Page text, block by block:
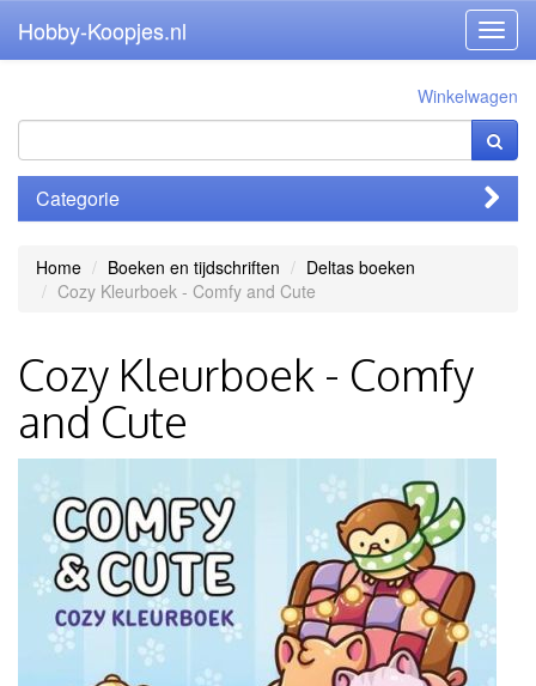
Hobby-Koopjes.nl
Winkelwagen
Categorie
Home Boeken en tijdschriften
Deltas boeken
Cozy Kleurboek - Comfy and Cute
Cozy Kleurboek - Comfy
and Cute